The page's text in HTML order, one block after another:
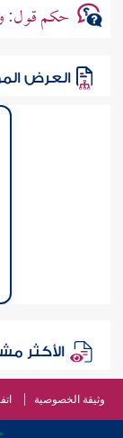
حكم قول:
العرض
الأكثر
وثيقة الخصوصية